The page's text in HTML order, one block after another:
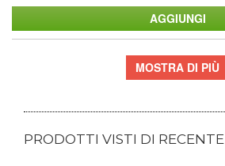
MOSTRA DI PIÙ
PRODOTTI VISTI DI RECENTE